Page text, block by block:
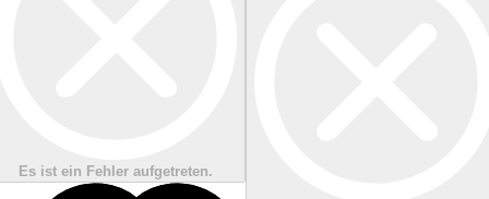
Es ist ein Fehler aufgetreten.